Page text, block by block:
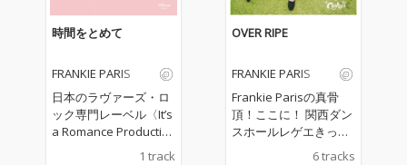
時間をとめて
FRANKIE PARIS
日本のラヴァーズ・ロ
ック専門レーベル〈It’s
a Romance Productio
n〉より、2年ぶりとな
1 track
OVER RIPE
FRANKIE PARIS
Frankie Parisの真骨
頂！ここに！ 関西ダン
スホールレゲエきって
のフィメールディージ
6 tracks